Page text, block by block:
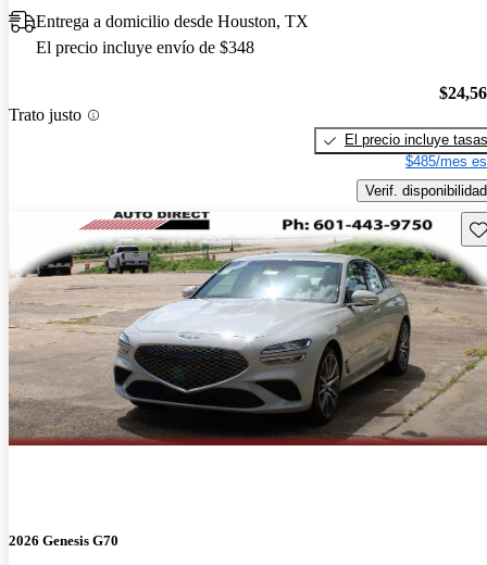
Entrega a domicilio desde Houston, TX
El precio incluye envío de $348
Trato justo
El precio incluye tasas
$485/mes
Verif. disponibilidad
2026 Genesis G70